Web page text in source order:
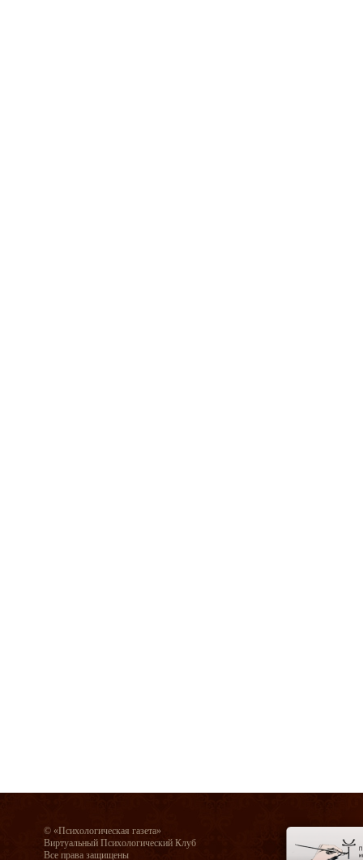
© «Психологическая газета»
Виртуальный Психологический Клуб
Все права защищены